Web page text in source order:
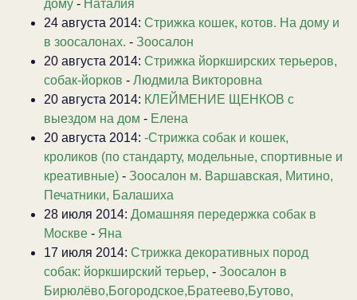
дому - Наталия
24 августа 2014: Стрижка кошек, котов. На дому и
в зоосалонах. - Зоосалон
20 августа 2014: Стрижка йоркширских терьеров,
собак-йорков - Людмила Викторовна
20 августа 2014: КЛЕЙМЕНИЕ ЩЕНКОВ с
выездом на дом - Елена
20 августа 2014: -Стрижка собак и кошек,
кроликов (по стандарту, модельные, спортивные и
креативные) - Зоосалон м. Варшавская, Митино,
Печатники, Балашиха
28 июля 2014: Домашняя передержка собак в
Москве - Яна
17 июля 2014: Стрижка декоративных пород
собак: йоркширский терьер, - Зоосалон в
Бирюлёво,Богородское,Братеево,Бутово,